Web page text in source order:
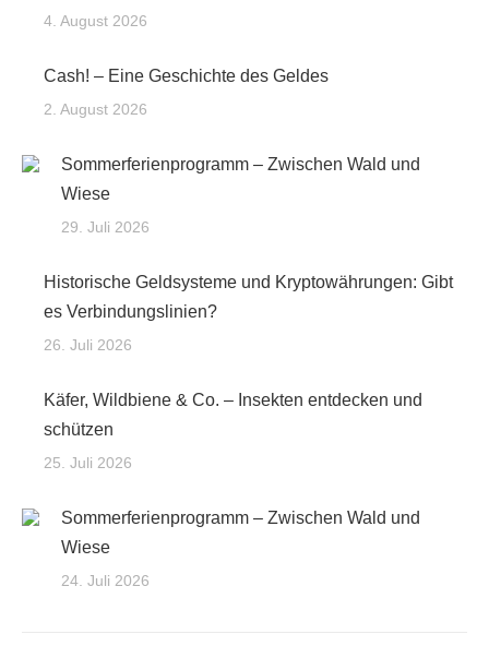
4. August 2026
Cash! – Eine Geschichte des Geldes
2. August 2026
Sommerferienprogramm – Zwischen Wald und
Wiese
29. Juli 2026
Historische Geldsysteme und Kryptowährungen: Gibt
es Verbindungslinien?
26. Juli 2026
Käfer, Wildbiene & Co. – Insekten entdecken und
schützen
25. Juli 2026
Sommerferienprogramm – Zwischen Wald und
Wiese
24. Juli 2026